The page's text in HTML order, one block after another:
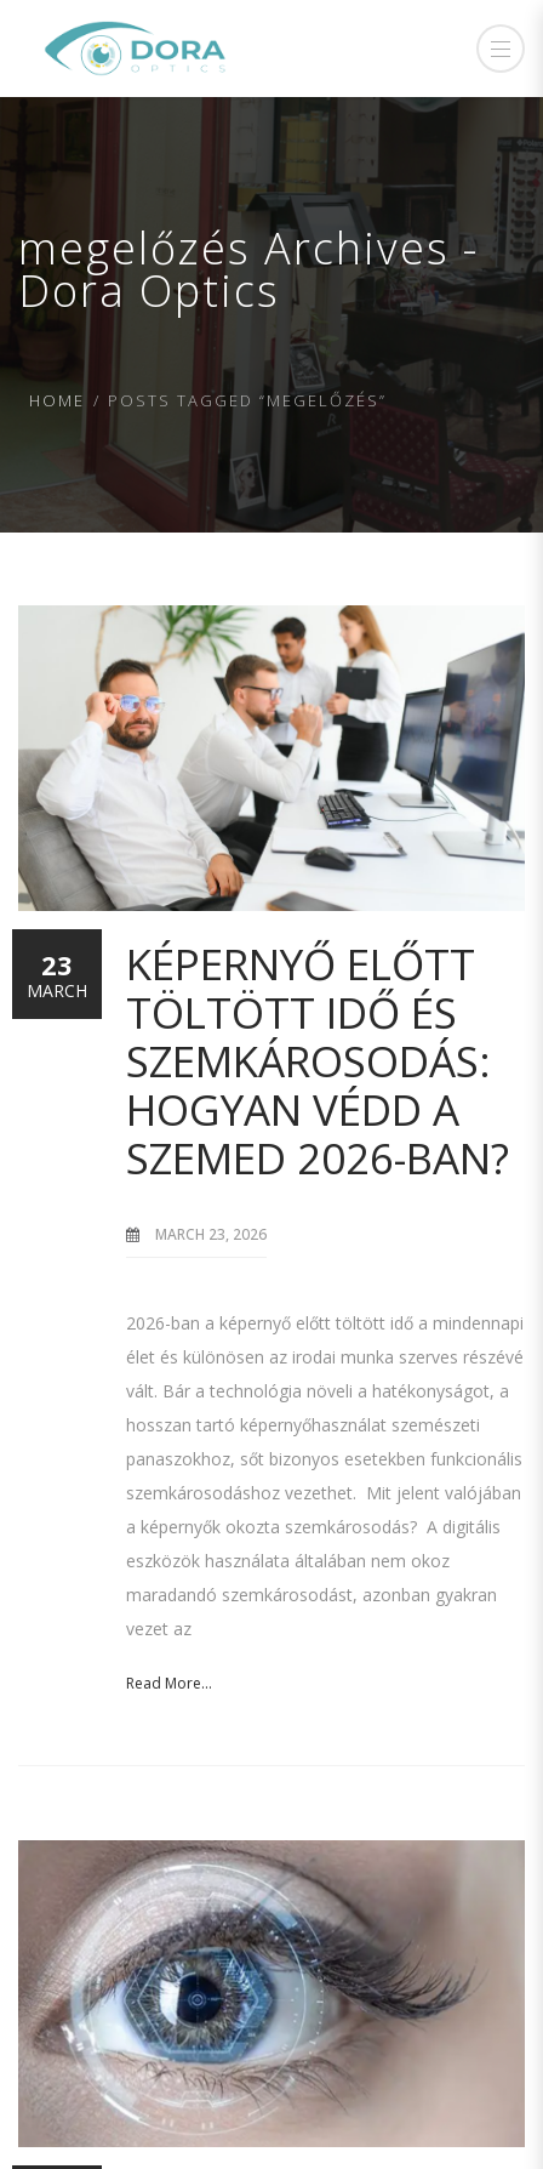
megelőzés Archives -
Dora Optics
HOME POSTS TAGGED “MEGELŐZÉS”
KÉPERNYŐ ELŐTT
TÖLTÖTT IDŐ ÉS
SZEMKÁROSODÁS:
HOGYAN VÉDD A
SZEMED 2026-BAN?
MARCH 23, 2026
2026-ban a képernyő előtt töltött idő a mindennapi
élet és különösen az irodai munka szerves részévé
vált. Bár a technológia növeli a hatékonyságot, a
hosszan tartó képernyőhasználat szemészeti
panaszokhoz, sőt bizonyos esetekben funkcionális
szemkárosodáshoz vezethet. Mit jelent valójában
a képernyők okozta szemkárosodás? A digitális
eszközök használata általában nem okoz
maradandó szemkárosodást, azonban gyakran
vezet az
Read More...
23
MARCH